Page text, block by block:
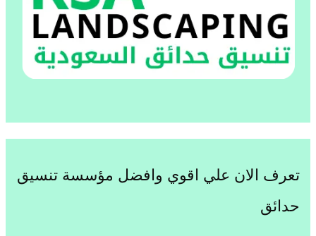
تعرف الان علي اقوي وافضل مؤسسة تنسيق
حدائق